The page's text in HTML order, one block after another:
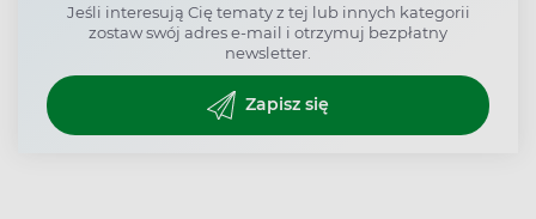
Jeśli interesują Cię tematy z tej lub innych kategorii
zostaw swój adres e-mail i otrzymuj bezpłatny
newsletter.
Zapisz się